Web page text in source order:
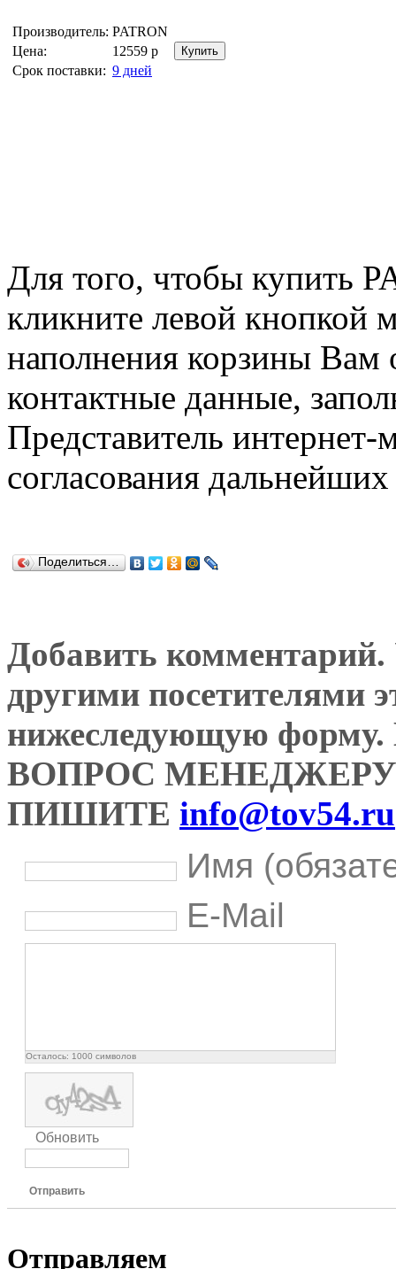
Производитель: PATRON
Цена:
12559 р
Срок поставки: 9 дней
Для того, чтобы купить
кликните левой
наполнения корзины Вам
контактные данные,
Представитель
согласования
Поделиться…
Добавить комментарий.
другими посетителями
нижеследующую
ВОПРОС
ПИШИТЕ info@tov54.ru
Имя
E-Mail
Осталось: 1000 символов
Обновить
Отправить
Отправляем